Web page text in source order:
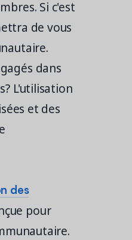
Si c'est
de vous
dans
L'utilisation
et des
des
pour